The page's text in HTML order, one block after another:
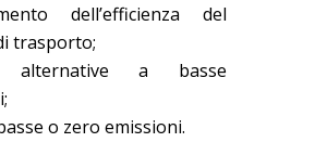
dell’efficienza del
trasporto;
alternative a basse
o zero emissioni.